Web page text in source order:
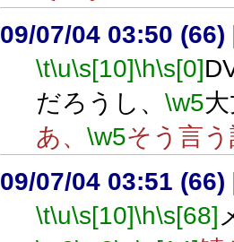
09/07/04 03:50 (66)
\t\u\s[10]\h\s[0]
だろうし、 \w5
あ、 \w5そう言
09/07/04 03:51 (66)
\t\u\s[10]\h\s[68]